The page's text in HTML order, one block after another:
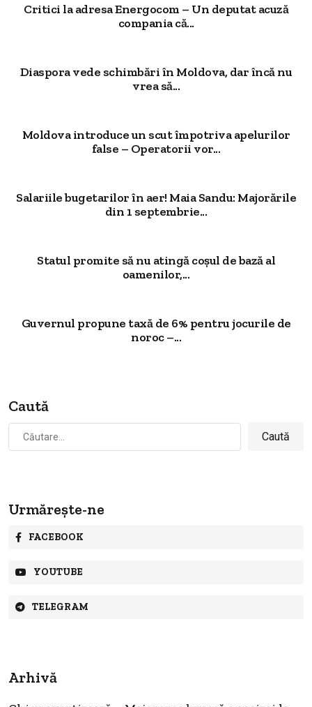
Critici la adresa Energocom – Un deputat acuză
compania că...
Diaspora vede schimbări în Moldova, dar încă nu
vrea să...
Moldova introduce un scut împotriva apelurilor
false – Operatorii vor...
Salariile bugetarilor în aer! Maia Sandu: Majorările
din 1 septembrie...
Statul promite să nu atingă coșul de bază al
oamenilor,...
Guvernul propune taxă de 6% pentru jocurile de
noroc –...
Caută
Caută
după:
Urmărește-ne
FACEBOOK
YOUTUBE
TELEGRAM
Arhivă